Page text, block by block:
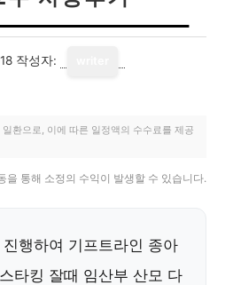
작성자:
환으로, 이에 따른 일정액의 수수료를 제공
을 통해 소정의 수익이 발생할 수 있습니다.
행하여 기프트라인 종아
타킹 잘때 임산부 산모 다